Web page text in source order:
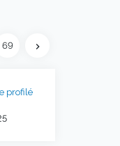
69 chevron_right
Suivant
profilé